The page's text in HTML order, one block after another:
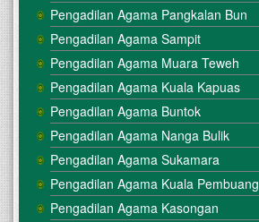
Pengadilan Agama Pangkalan Bun
Pengadilan Agama Sampit
Pengadilan Agama Muara Teweh
Pengadilan Agama Kuala Kapuas
Pengadilan Agama Buntok
Pengadilan Agama Nanga Bulik
Pengadilan Agama Sukamara
Pengadilan Agama Kuala Pembuang
Pengadilan Agama Kasongan